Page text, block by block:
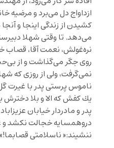
ازداواج دل می‌برد و مرضیه
کشیدن از زندگی اینجا و
می‌دهد. تا وقتى شهلا
نره‌غولش، نعمت آقا، قصاب
روی جگر می‌گذاشت و از
نمی‌گرفت، ولی از روزی که
ناموس پرستی پدر با غیرت
يك كفش که الا و بلا دخترش
پدر و مادردار خیابان
دروهمسایه خجالت نكشد
ننشیند:« ناسلامتی قصابما!»